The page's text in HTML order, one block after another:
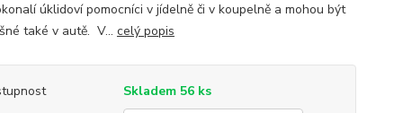
úklidoví pomocníci v jídelně či v koupelně a mohou být
také v autě. V... celý popis
Skladem 56 ks